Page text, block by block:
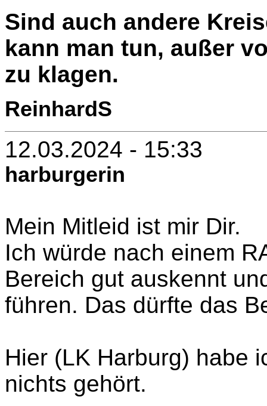
Sind auch andere
kann man tun, außer
zu klagen.
ReinhardS
12.03.2024 - 15:33
harburgerin
Mein Mitleid ist mir Dir.
Ich würde nach einem
Bereich gut auskennt
führen. Das dürfte das
Hier (LK Harburg) habe
nichts gehört.